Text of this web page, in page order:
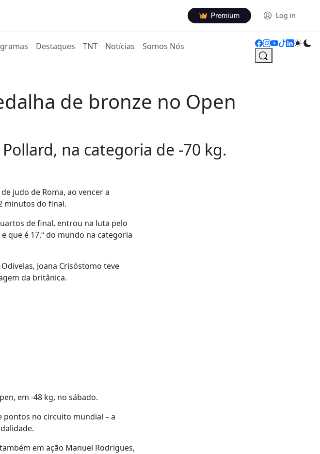
Premium Log in
Destaques TNT Notícias Somos Nós
de bronze no Open
na categoria de -70 kg.
judo de Roma, ao vencer a
minutos do final.
de final, entrou na luta pelo
que é 17.ª do mundo na categoria
Joana Crisóstomo teve
da britânica.
em -48 kg, no sábado.
pontos no circuito mundial – a
em ação Manuel Rodrigues,